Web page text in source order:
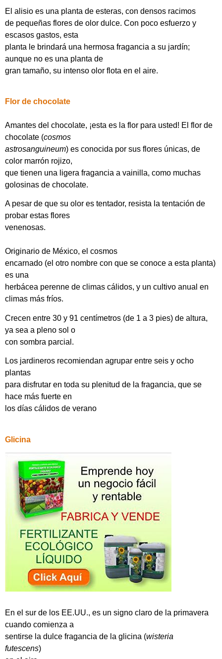
El alisio es una planta de esteras, con densos racimos
de pequeñas flores de olor dulce. Con poco esfuerzo y
escasos gastos, esta
planta le brindará una hermosa fragancia a su jardín;
aunque no es una planta de
gran tamaño, su intenso olor flota en el aire.
Flor de chocolate
Amantes del chocolate, ¡esta es la flor para usted! El flor de
chocolate (cosmos
astrosanguineum) es conocida por sus flores únicas, de
color marrón rojizo,
que tienen una ligera fragancia a vainilla, como muchas
golosinas de chocolate.
A pesar de que su olor es tentador, resista la tentación de
probar estas flores
venenosas.
Originario de México, el cosmos
encarnado (el otro nombre con que se conoce a esta planta)
es una
herbácea perenne de climas cálidos, y un cultivo anual en
climas más fríos.
Crecen entre 30 y 91 centímetros (de 1 a 3 pies) de altura,
ya sea a pleno sol o
con sombra parcial.
Los jardineros recomiendan agrupar entre seis y ocho
plantas
para disfrutar en toda su plenitud de la fragancia, que se
hace más fuerte en
los días cálidos de verano
Glicina
En el sur de los EE.UU., es un signo claro de la primavera
cuando comienza a
sentirse la dulce fragancia de la glicina (wisteria
futescens)